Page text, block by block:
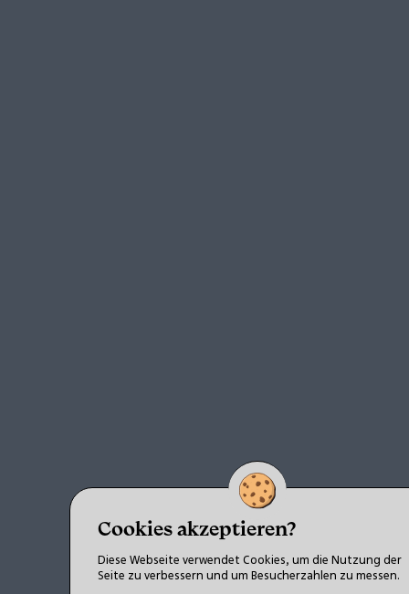
Cookies akzeptieren?
Diese Webseite verwendet Cookies, um die Nutzung der
Seite zu verbessern und um Besucherzahlen zu messen.